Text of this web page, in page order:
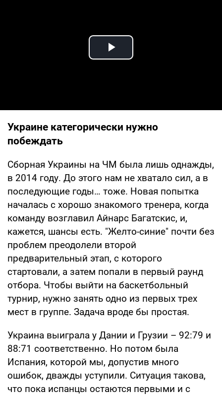
Play Video
Украине категорически нужно
побеждать
Сборная Украины на ЧМ была лишь однажды,
в 2014 году. До этого нам не хватало сил, а в
последующие годы… тоже. Новая попытка
началась с хорошо знакомого тренера, когда
команду возглавил Айнарс Багатскис, и,
кажется, шансы есть. "Желто-синие" почти без
проблем преодолели второй
предварительный этап, с которого
стартовали, а затем попали в первый раунд
отбора. Чтобы выйти на баскетбольный
турнир, нужно занять одно из первых трех
мест в группе. Задача вроде бы простая.
Украина выиграла у Дании и Грузии – 92:79 и
88:71 соответственно. Но потом была
Испания, которой мы, допустив много
ошибок, дважды уступили. Ситуация такова,
что пока испанцы остаются первыми и с